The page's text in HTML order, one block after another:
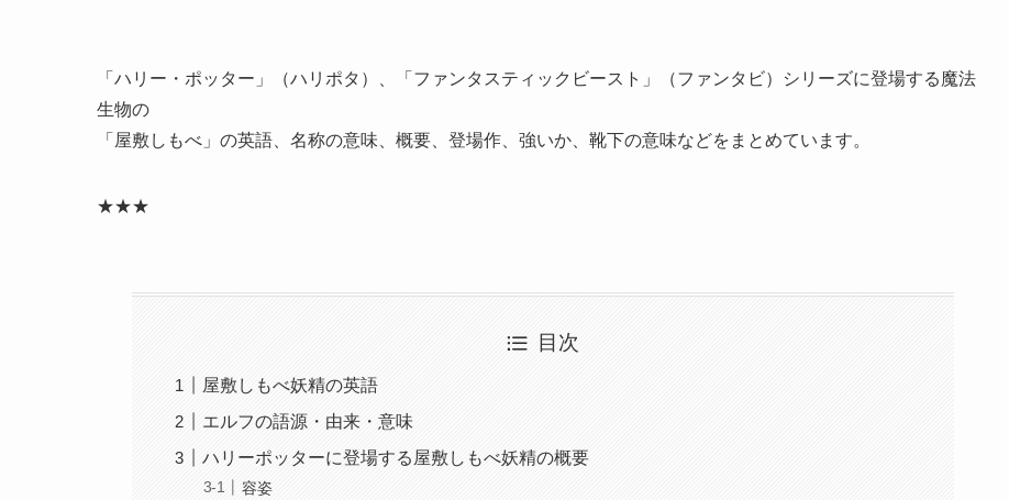
「ハリー・ポッター」（ハリポタ）、「ファンタスティックビースト」（ファンタビ）シリーズに登場する魔法
生物の
「屋敷しもべ」の英語、名称の意味、概要、登場作、強いか、靴下の意味などをまとめています。
★★★
目次
屋敷しもべ妖精の英語
エルフの語源・由来・意味
ハリーポッターに登場する屋敷しもべ妖精の概要
容姿